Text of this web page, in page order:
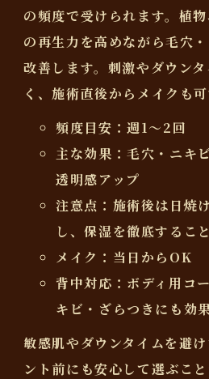
の頻度で受けられます。植
の再生力を高めながら毛穴
改善します。刺激やダウン
く、施術直後からメイクも可
頻度目安：週1～2回
主な効果：毛穴・ニキ
透明感アップ
注意点：施術後は日焼
し、保湿を徹底すること
メイク：当日からOK
背中対応：ボディ用コ
キビ・ざらつきにも効
敏感肌やダウンタイムを避
ント前にも安心して選ぶこと